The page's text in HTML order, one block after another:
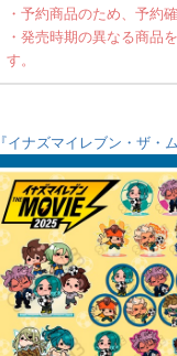
・予約商品のため、予約
・発売時期の異なる商品
す。
『イナズマイレブン・ザ・